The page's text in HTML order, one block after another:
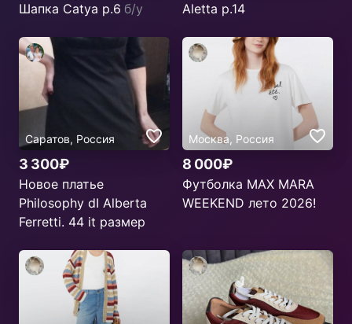
Шапка Catya р.6 б/у Aletta р.14
Саратов, Россия
3 300₽
Новое платье
Philosophy dI Alberta
Ferretti. 44 it размер
Москва, Россия
8 000₽
Футболка MAX MARA
WEEKEND лето 2026!